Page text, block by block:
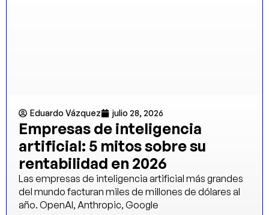
Eduardo Vázquez julio 28, 2026
Empresas de inteligencia
artificial: 5 mitos sobre su
rentabilidad en 2026
Las empresas de inteligencia artificial más grandes
del mundo facturan miles de millones de dólares al
año. OpenAI, Anthropic, Google